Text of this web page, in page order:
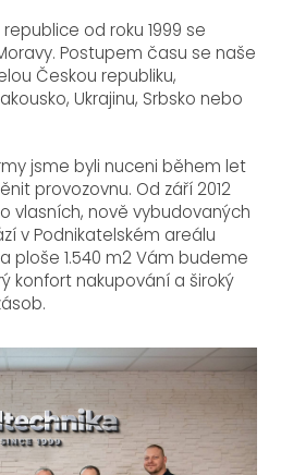
od roku 1999 se
Postupem času se naše
Českou republiku,
Ukrajinu, Srbsko nebo
jsme byli nuceni během let
provozovnu. Od září 2012
vlasních, nově vybudovaných
v Podnikatelském areálu
ploše 1.540 m2 Vám budeme
konfort nakupování a široký